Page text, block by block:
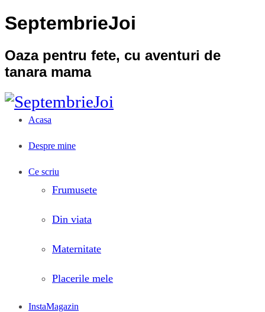
SeptembrieJoi
Oaza pentru fete, cu aventuri de
tanara mama
Acasa
Despre mine
Ce scriu
Frumusete
Din viata
Maternitate
Placerile mele
InstaMagazin